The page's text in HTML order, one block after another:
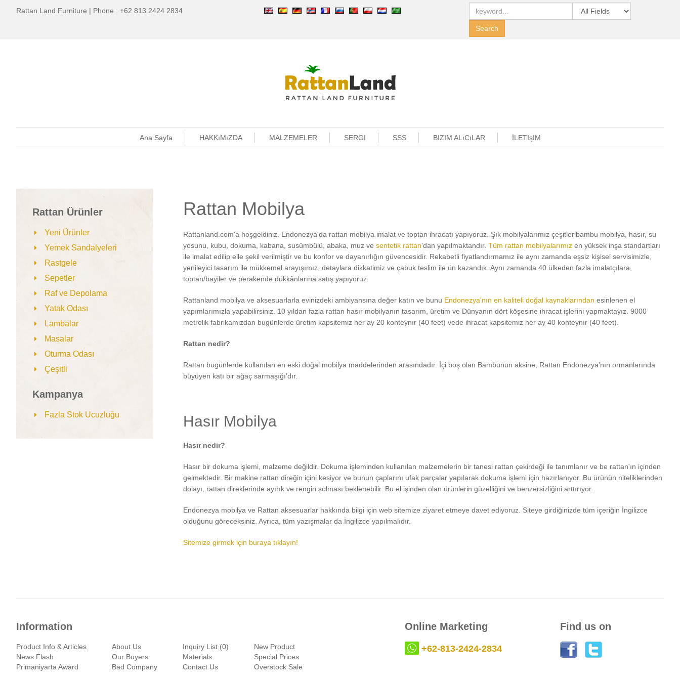
Rattan Land Furniture | Phone : +62 813 2424 2834
Ana Sayfa HAKKıMıZDA MALZEMELER SERGI SSS BIZIM ALıCıLAR İLETIşIM
Rattan Ürünler
Yeni Ürünler
Yemek Sandalyeleri
Rastgele
Sepetler
Raf ve Depolama
Yatak Odası
Lambalar
Masalar
Oturma Odası
Çeşitli
Kampanya
Fazla Stok Ucuzluğu
Rattan Mobilya
Rattanland.com'a hoşgeldiniz. Endonezya'da rattan mobilya imalat ve toptan ihracatı yapıyoruz. Şık mobilyalarımız çeşitleribambu mobilya, hasır, su
yosunu, kubu, dokuma, kabana, susümbülü, abaka, muz ve sentetik rattan'dan yapılmaktandır. Tüm rattan mobilyalarımız en yüksek inşa standartları
ile imalat edilip elle şekil verilmiştir ve bu konfor ve dayanırlığın güvencesidir. Rekabetli fiyatlandırmamız ile aynı zamanda eşsiz kişisel servisimizle,
yenileyici tasarım ile mükkemel arayışımız, detaylara dikkatimiz ve çabuk teslim ile ün kazandık. Aynı zamanda 40 ülkeden fazla imalatçılara,
toptan/bayiler ve perakende dükkânlarına satış yapıyoruz.
Rattanland mobilya ve aksesuarlarla evinizdeki ambiyansına değer katın ve bunu Endonezya'nın en kaliteli doğal kaynaklarından esinlenen el
yapımlarımızla yapabilirsiniz. 10 yıldan fazla rattan hasır mobilyanın tasarım, üretim ve Dünyanın dört köşesine ihracat işlerini yapmaktayız. 9000
metrelik fabrikamizdan bugünlerde üretim kapsitemiz her ay 20 konteynır (40 feet) vede ihracat kapsitemiz her ay 40 konteynır (40 feet).
Rattan nedir?
Rattan bugünlerde kullanılan en eski doğal mobilya maddelerinden arasındadır. İçi boş olan Bambunun aksine, Rattan Endonezya'nın ormanlarında
büyüyen katı bir ağaç sarmaşığı'dır.
Hasır Mobilya
Hasır nedir?
Hasır bir dokuma işlemi, malzeme değildir. Dokuma işleminden kullanılan malzemelerin bir tanesi rattan çekirdeği ile tanımlanır ve be rattan'ın içinden
gelmektedir. Bir makine rattan direğin içini kesiyor ve bunun çaplarını ufak parçalar yapılarak dokuma işlemi için hazırlanıyor. Bu ürünün niteliklerinden
dolayı, rattan direklerinde ayırık ve rengin solması beklenebilir. Bu el işinden olan ürünlerin güzelliğini ve benzersizliğini arttırıyor.
Endonezya mobilya ve Rattan aksesuarlar hakkında bilgi için web sitemize ziyaret etmeye davet ediyoruz. Siteye girdiğinizde tüm içeriğin İngilizce
olduğunu göreceksiniz. Ayrıca, tüm yazışmalar da İngilizce yapılmalıdır.
Sitemize girmek için buraya tıklayın!
Information
Product Info & Articles
News Flash
Primaniyarta Award
About Us
Our Buyers
Bad Company
Inquiry List (0)
Materials
Contact Us
New Product
Special Prices
Overstock Sale
Online Marketing
+62-813-2424-2834
Find us on